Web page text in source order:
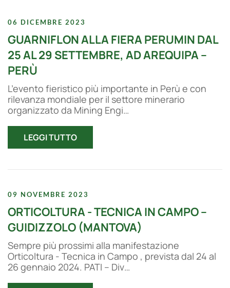
06 DICEMBRE 2023
GUARNIFLON ALLA FIERA PERUMIN DAL
25 AL 29 SETTEMBRE, AD AREQUIPA –
PERÙ
L’evento fieristico più importante in Perù e con
rilevanza mondiale per il settore minerario
organizzato da Mining Engi…
LEGGI TUTTO
09 NOVEMBRE 2023
ORTICOLTURA - TECNICA IN CAMPO –
GUIDIZZOLO (MANTOVA)
Sempre più prossimi alla manifestazione
Orticoltura - Tecnica in Campo , prevista dal 24 al
26 gennaio 2024. PATI – Div…